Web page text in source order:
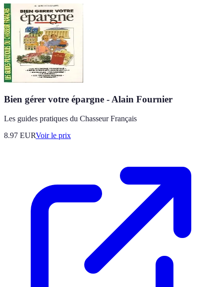
Bien gérer votre épargne - Alain Fournier
Les guides pratiques du Chasseur Français
8.97 EURVoir le prix